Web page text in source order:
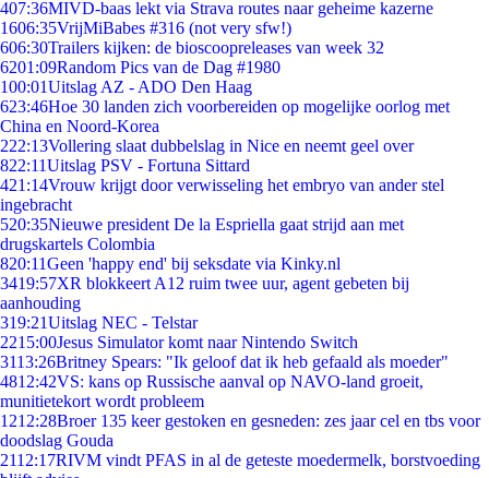
407:36MIVD-baas lekt via Strava routes naar geheime kazerne
1606:35VrijMiBabes #316 (not very sfw!)
606:30Trailers kijken: de bioscoopreleases van week 32
6201:09Random Pics van de Dag #1980
100:01Uitslag AZ - ADO Den Haag
623:46Hoe 30 landen zich voorbereiden op mogelijke oorlog met
China en Noord-Korea
222:13Vollering slaat dubbelslag in Nice en neemt geel over
822:11Uitslag PSV - Fortuna Sittard
421:14Vrouw krijgt door verwisseling het embryo van ander stel
ingebracht
520:35Nieuwe president De la Espriella gaat strijd aan met
drugskartels Colombia
820:11Geen 'happy end' bij seksdate via Kinky.nl
3419:57XR blokkeert A12 ruim twee uur, agent gebeten bij
aanhouding
319:21Uitslag NEC - Telstar
2215:00Jesus Simulator komt naar Nintendo Switch
3113:26Britney Spears: "Ik geloof dat ik heb gefaald als moeder"
4812:42VS: kans op Russische aanval op NAVO-land groeit,
munitietekort wordt probleem
1212:28Broer 135 keer gestoken en gesneden: zes jaar cel en tbs voor
doodslag Gouda
2112:17RIVM vindt PFAS in al de geteste moedermelk, borstvoeding